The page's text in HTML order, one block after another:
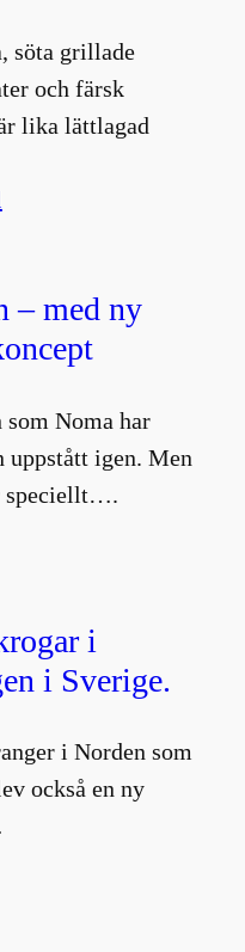
söta grillade
och färsk
lika lättlagad
– med ny
som Noma har
uppstått igen. Men
speciellt….
i
i Sverige.
i Norden som
också en ny